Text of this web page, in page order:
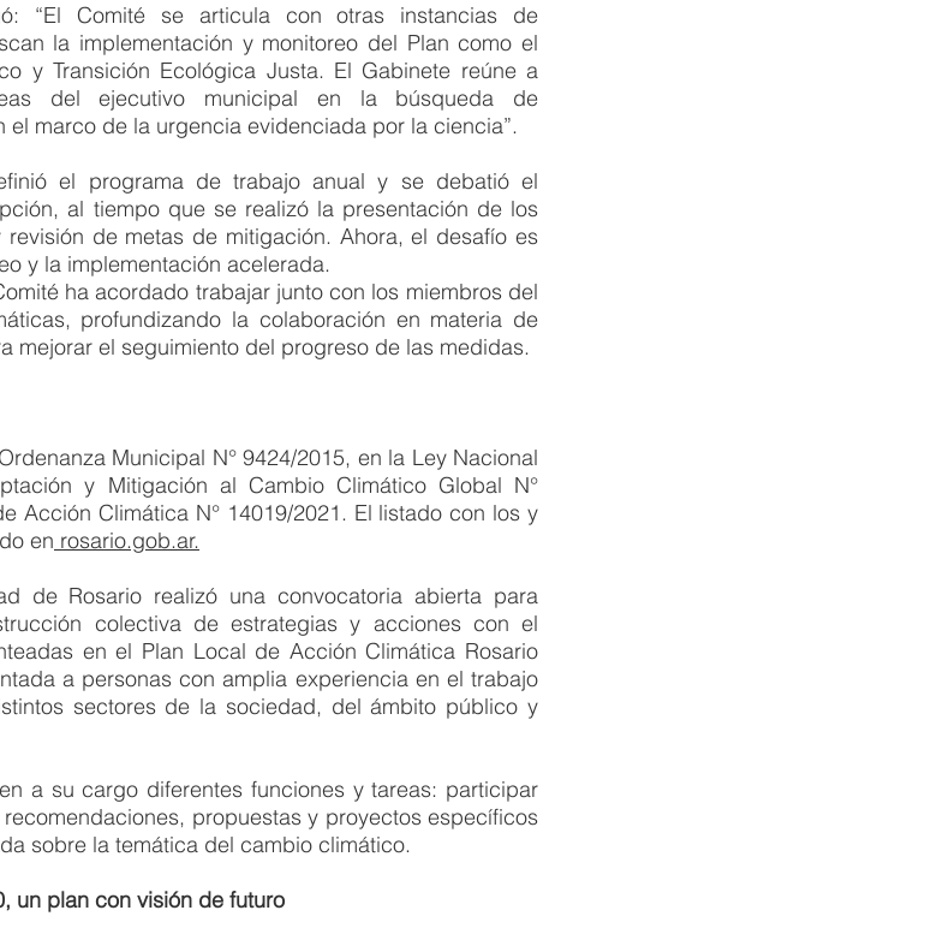
“El Comité se articula con otras instancias de
la implementación y monitoreo del Plan como el
y Transición Ecológica Justa. El Gabinete reúne a
del ejecutivo municipal en la búsqueda de
marco de la urgencia evidenciada por la ciencia”.
el programa de trabajo anual y se debatió el
al tiempo que se realizó la presentación de los
de metas de mitigación. Ahora, el desafío es
y la implementación acelerada.
ha acordado trabajar junto con los miembros del
profundizando la colaboración en materia de
mejorar el seguimiento del progreso de las medidas.
Municipal N° 9424/2015, en la Ley Nacional
y Mitigación al Cambio Climático Global N°
Acción Climática N° 14019/2021. El listado con los y
en rosario.gob.ar.
de Rosario realizó una convocatoria abierta para
colectiva de estrategias y acciones con el
en el Plan Local de Acción Climática Rosario
a personas con amplia experiencia en el trabajo
sectores de la sociedad, del ámbito público y
a su cargo diferentes funciones y tareas: participar
propuestas y proyectos específicos
sobre la temática del cambio climático.
un plan con visión de futuro